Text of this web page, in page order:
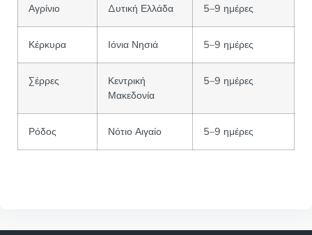
Αγρίνιο Δυτική Ελλάδα 5–9 ημέρες
Κέρκυρα Ιόνια Νησιά 5–9 ημέρες
Σέρρες
Κεντρική
Μακεδονία
5–9 ημέρες
Ρόδος Νότιο Αιγαίο 5–9 ημέρες